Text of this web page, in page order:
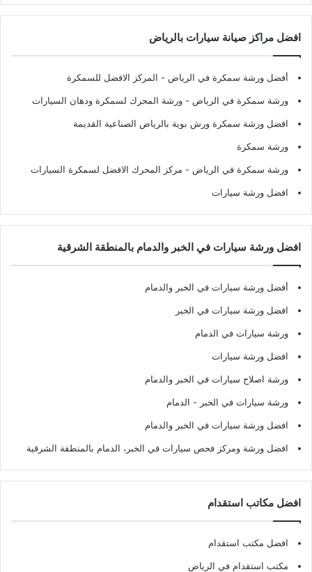
افضل مراكز صيانة سيارات بالرياض
أفضل ورشة سمكرة في الرياض - المركز الافضل للسمكرة
ورشة سمكرة في الرياض - ورشة المحرك لسمكرة ودهان السيارات
افضل ورشة سمكرة ورش بوية بالرياض الصناعية القديمة
ورشة سمكرة
ورشة سمكرة في الرياض - مركز المحرك الافضل لسمكرة السيارات
افضل ورشة سيارات
افضل ورشة سيارات في الخبر والدمام بالمنطقة الشرقية
أفضل ورشة سيارات في الخبر والدمام
افضل ورشة سيارات في الخبر
ورشة سيارات في الدمام
افضل ورشة سيارات
ورشة اصلاح سيارات في الخبر والدمام
ورشة سيارات في الخبر - الدمام
افضل ورشة سيارات في الخبر والدمام
افضل ورشة ومركز فحص سيارات في الخبر، الدمام بالمنطقة الشرقية
افضل مكاتب استقدام
افضل مكتب استقدام
مكتب استقدام في الرياض